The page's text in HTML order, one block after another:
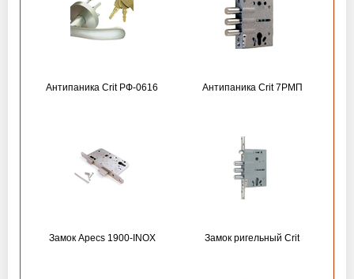
Антипаника Crit РФ-0616 Антипаника Crit 7РМП
Замок Apecs 1900-INOX Замок ригельный Crit